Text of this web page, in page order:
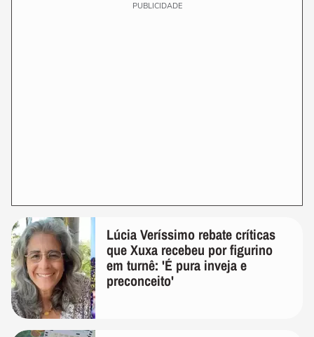
PUBLICIDADE
Lúcia Veríssimo rebate críticas
que Xuxa recebeu por figurino
em turnê: 'É pura inveja e
preconceito'